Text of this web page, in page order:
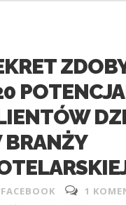
BRANŻY
FACEBOOK
1